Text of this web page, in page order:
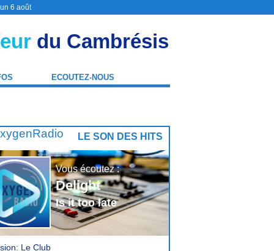
6 août
du Cambrésis
ECOUTEZ-NOUS
LE SON DES HITS
Vous écoutez :
Delight
Is it too late
Le Club